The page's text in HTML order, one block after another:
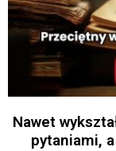
Nawet
pytaniami,